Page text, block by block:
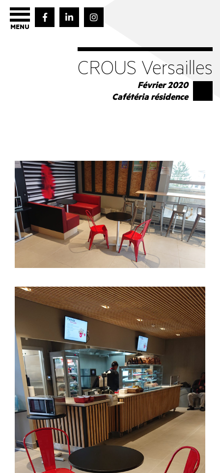
MENU
CROUS Versailles
Février 2020
Cafétéria résidence